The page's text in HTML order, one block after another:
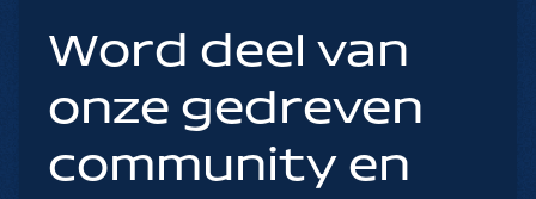
Word deel van
onze gedreven
community en